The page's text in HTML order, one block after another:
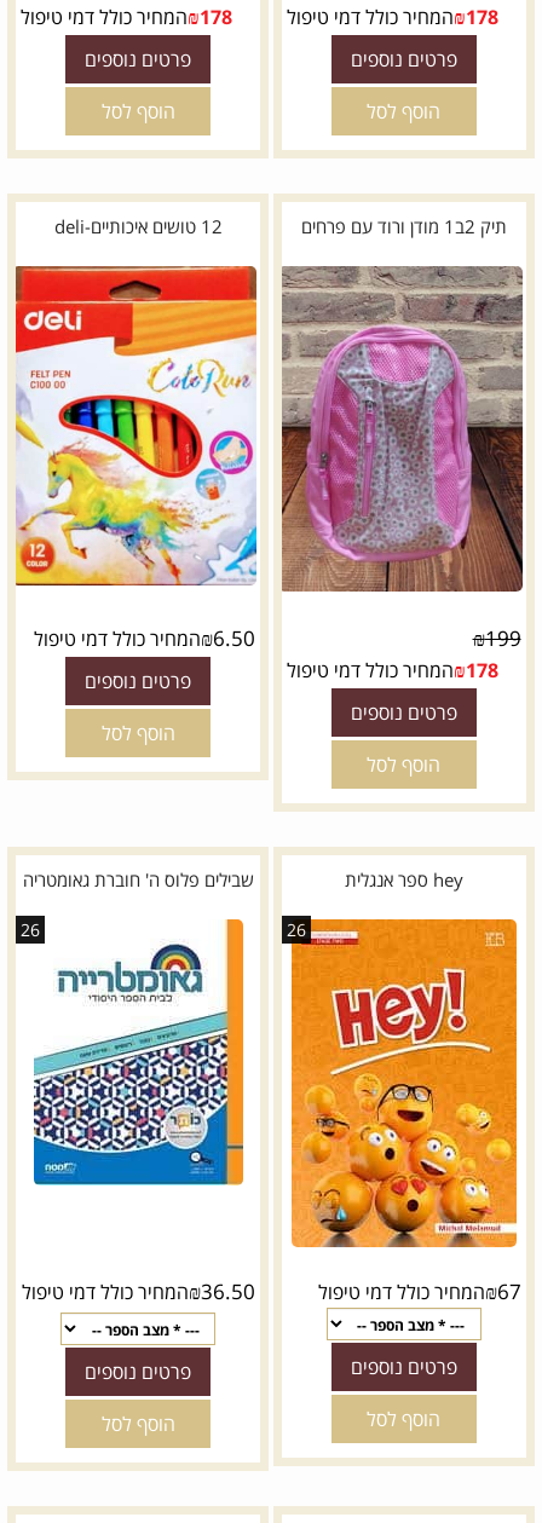
₪178 המחיר כולל דמי טיפול
פרטים נוספים
הוסף לסל
₪178 המחיר כולל דמי טיפול
פרטים נוספים
הוסף לסל
תיק 2ב1 מודן ורוד עם פרחים
₪199
₪178 המחיר כולל דמי טיפול
פרטים נוספים
הוסף לסל
12 טושים איכותיים-deli
₪6.50 המחיר כולל דמי טיפול
פרטים נוספים
הוסף לסל
hey ספר אנגלית
26
₪67 המחיר כולל דמי טיפול
פרטים נוספים
הוסף לסל
שבילים פלוס ה' חוברת גאומטריה
26
₪36.50 המחיר כולל דמי טיפול
פרטים נוספים
הוסף לסל